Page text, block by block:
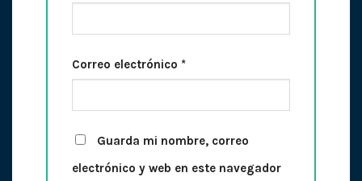
Correo electrónico *
Guarda mi nombre, correo
electrónico y web en este navegador